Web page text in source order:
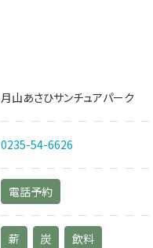
月山あさひサンチュアパーク
0235-54-6626
電話予約
薪 炭 飲料